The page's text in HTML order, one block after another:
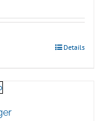
Details